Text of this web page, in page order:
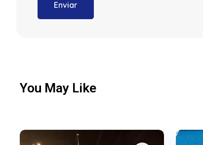
You May Like